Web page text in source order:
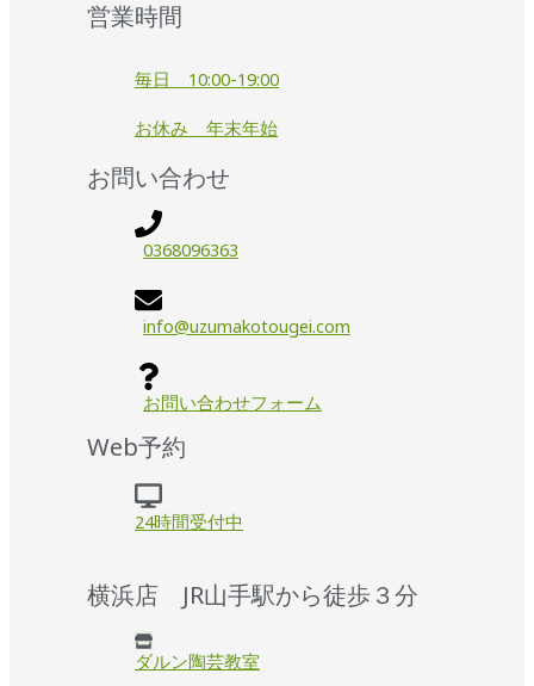
営業時間
毎日 10:00-19:00
お休み 年末年始
お問い合わせ
0368096363
info@uzumakotougei.com
お問い合わせフォーム
Web予約
24時間受付中
横浜店 JR山手駅から徒歩３分
ダルン陶芸教室